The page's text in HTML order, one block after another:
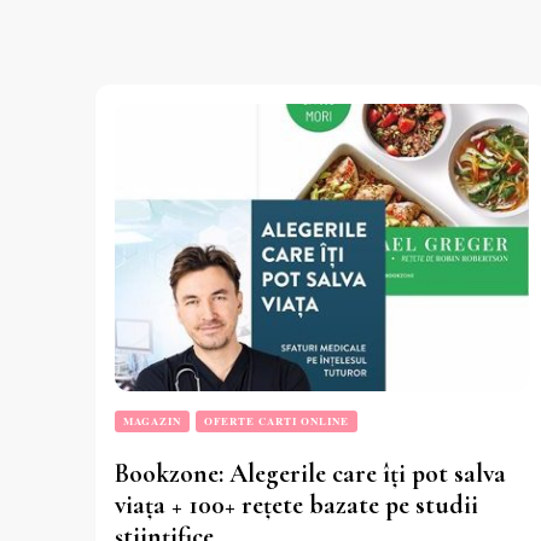
MAGAZIN OFERTE CARTI ONLINE
Bookzone: Alegerile care îți pot salva
viața + 100+ rețete bazate pe studii